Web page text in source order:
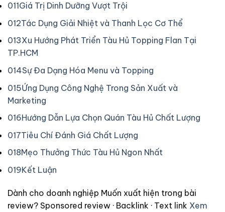
011Giá Trị Dinh Dưỡng Vượt Trội
012Tác Dụng Giải Nhiệt và Thanh Lọc Cơ Thể
013Xu Hướng Phát Triển Tàu Hủ Topping Flan Tại
TP.HCM
014Sự Đa Dạng Hóa Menu và Topping
015Ứng Dụng Công Nghệ Trong Sản Xuất và
Marketing
016Hướng Dẫn Lựa Chọn Quán Tàu Hủ Chất Lượng
017Tiêu Chí Đánh Giá Chất Lượng
018Mẹo Thưởng Thức Tàu Hủ Ngon Nhất
019Kết Luận
Dành cho doanh nghiệp Muốn xuất hiện trong bài
review? Sponsored review · Backlink · Text link Xem